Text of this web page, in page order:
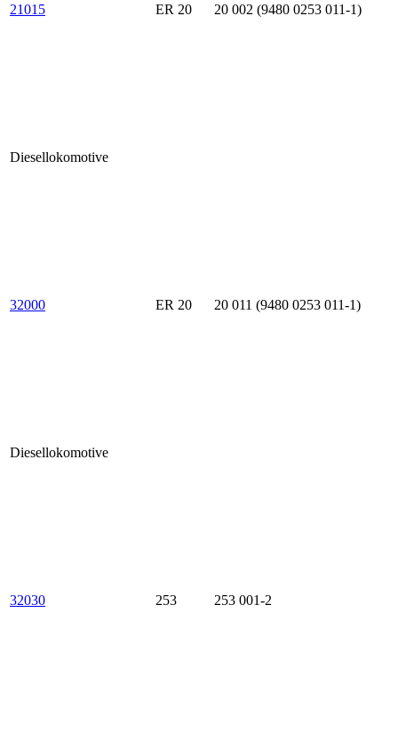
21015 ER 20 20 002 (9480 0253 011-1)
Diesellokomotive
32000 ER 20 20 011 (9480 0253 011-1)
Diesellokomotive
32030 253 253 001-2